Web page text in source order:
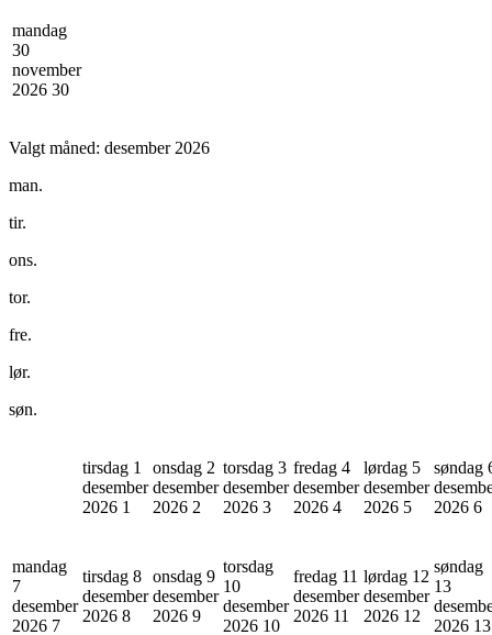
mandag
30
november
2026 30
Valgt måned: desember 2026
man.
tir.
ons.
tor.
fre.
lør.
søn.
tirsdag 1
desember
2026 1
onsdag 2
desember
2026 2
torsdag 3
desember
2026 3
fredag 4
desember
2026 4
lørdag 5
desember
2026 5
søndag
2026 6
mandag
7
desember
2026 7
tirsdag 8
desember
2026 8
onsdag 9
desember
2026 9
torsdag
10
desember
2026 10
fredag 11
desember
2026 11
lørdag 12
desember
2026 12
søndag
13
2026 13